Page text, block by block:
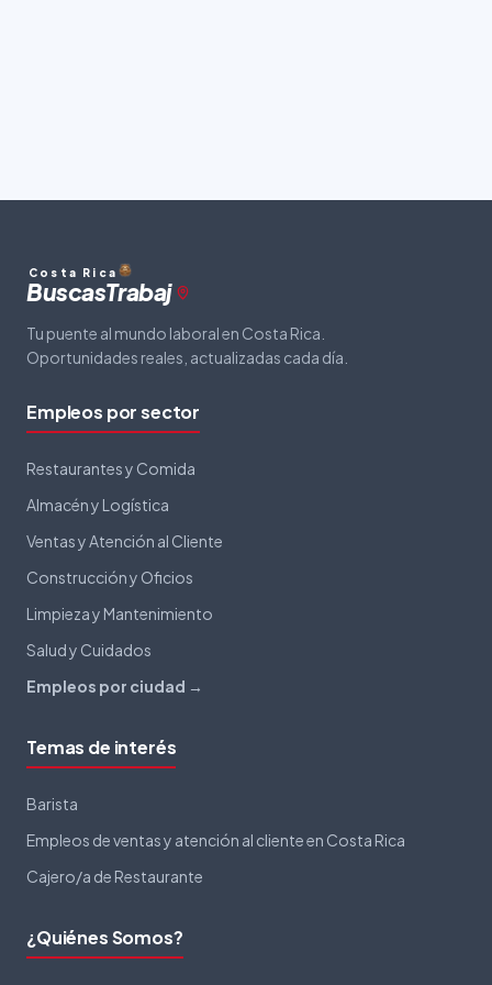
Costa Rica
BuscasTrabaj
Tu puente al mundo laboral en Costa Rica.
Oportunidades reales, actualizadas cada día.
Empleos por sector
Restaurantes y Comida
Almacén y Logística
Ventas y Atención al Cliente
Construcción y Oficios
Limpieza y Mantenimiento
Salud y Cuidados
Empleos por ciudad →
Temas de interés
Barista
Empleos de ventas y atención al cliente en Costa Rica
Cajero/a de Restaurante
¿Quiénes Somos?